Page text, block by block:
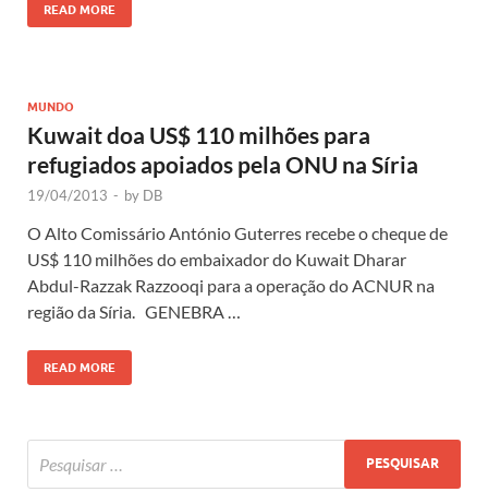
READ MORE
MUNDO
Kuwait doa US$ 110 milhões para
refugiados apoiados pela ONU na Síria
19/04/2013 - by DB
O Alto Comissário António Guterres recebe o cheque de
US$ 110 milhões do embaixador do Kuwait Dharar
Abdul-Razzak Razzooqi para a operação do ACNUR na
região da Síria. GENEBRA …
READ MORE